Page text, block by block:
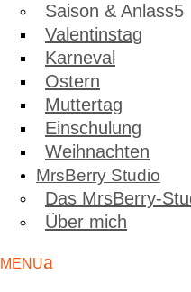
Saison & Anlass
Valentinstag
Karneval
Ostern
Muttertag
Einschulung
Weihnachten
MrsBerry Studio
Das MrsBerry-
Über mich